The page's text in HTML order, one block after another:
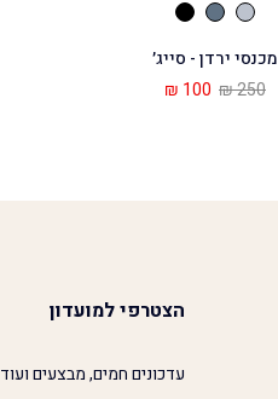
מכנסי ירדן - סייג׳
250 ₪
100 ₪
הצטרפי למועדון
עדכונים חמים, מבצעים ועוד